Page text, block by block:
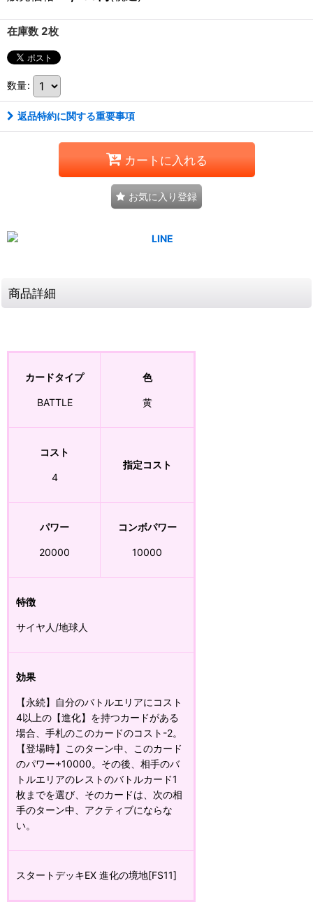
在庫数 2枚
数量:
返品特約に関する重要事項
カートに入れる
お気に入り登録
商品詳細
カードタイプ
BATTLE
色
黄
コスト
4
指定コスト
パワー
20000
コンボパワー
10000
特徴
サイヤ人/地球人
効果
【永続】自分のバトルエリアにコスト
4以上の【進化】を持つカードがある
場合、手札のこのカードのコスト-2。
【登場時】このターン中、このカード
のパワー+10000。その後、相手のバ
トルエリアのレストのバトルカード1
枚までを選び、そのカードは、次の相
手のターン中、アクティブにならな
い。
スタートデッキEX 進化の境地[FS11]